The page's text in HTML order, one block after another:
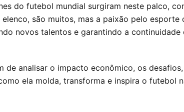
do futebol mundial surgiram neste palco,
são muitos, mas a paixão pelo esporte
novos talentos e garantindo a continuidade
analisar o impacto econômico, os
ela molda, transforma e inspira o futebol